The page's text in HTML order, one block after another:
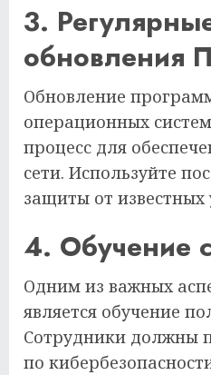
3.
обновления
Обновление
операционных
процесс для
сети. Используйте
защиты от известных
4. Обучение
Одним из важных
является обучение
Сотрудники должны
по